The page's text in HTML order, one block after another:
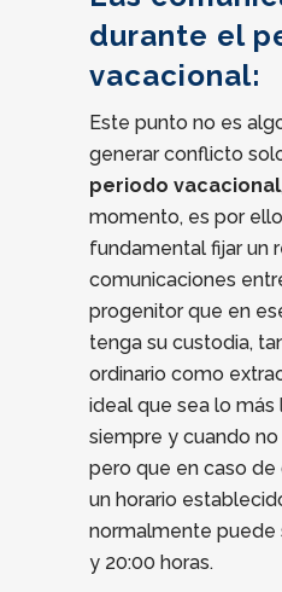
durante el
vacacional:
Este punto no es
generar conflicto
periodo vacacional
momento, es por
fundamental fijar un
comunicaciones
progenitor que en
tenga su custodia,
ordinario como
ideal que sea lo más
siempre y cuando
pero que en caso
un horario
normalmente puede
y 20:00 horas.